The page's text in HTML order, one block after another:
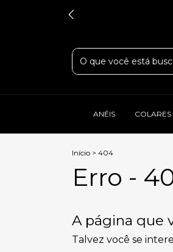
ANÉIS COLARES
Início > 404
Erro -
A página que
Talvez você se